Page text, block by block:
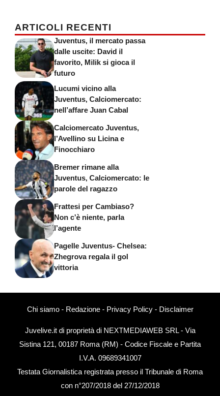
ARTICOLI RECENTI
Juventus, il mercato passa
dalle uscite: David il
favorito, Milik si gioca il
futuro
Lucumi vicino alla
Juventus, Calciomercato:
nell’affare Juan Cabal
Calciomercato Juventus,
l’Avellino su Licina e
Finocchiaro
Bremer rimane alla
Juventus, Calciomercato: le
parole del ragazzo
Frattesi per Cambiaso?
Non c’è niente, parla
l’agente
Pagelle Juventus- Chelsea:
Zhegrova regala il gol
vittoria
Chi siamo- Redazione- Privacy Policy- Disclaimer
Juvelive.it di proprietà di NEXTMEDIAWEB SRL - Via
Sistina 121, 00187 Roma (RM) - Codice Fiscale e Partita
I.V.A. 09689341007
Testata Giornalistica registrata presso il Tribunale di Roma
con n°207/2018 del 27/12/2018